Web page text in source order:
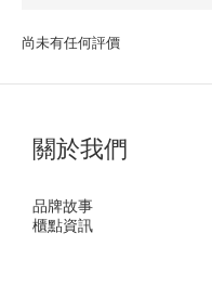
尚未有任何評價
關於我們
品牌故事
櫃點資訊